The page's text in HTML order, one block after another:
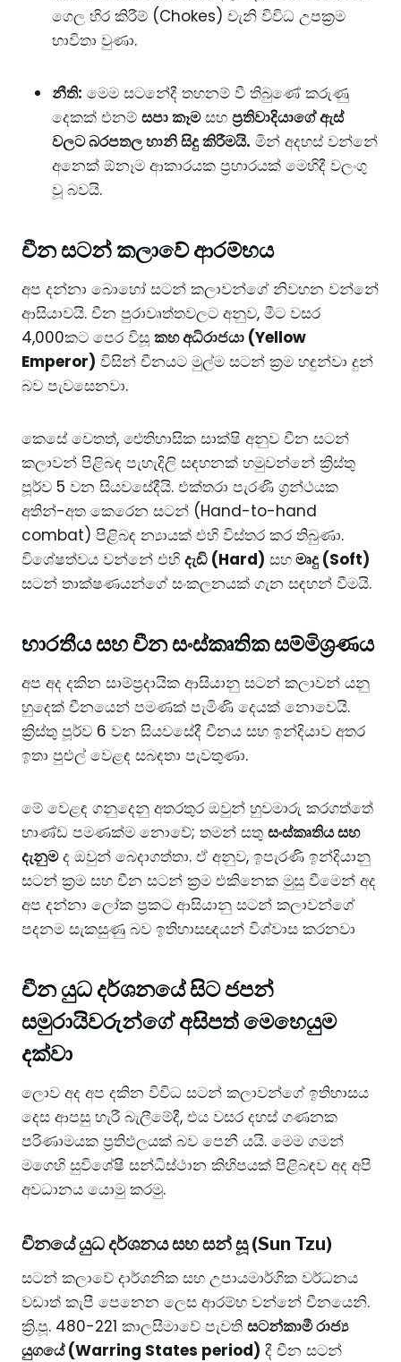
ගෙල හිර කිරීම් (Chokes) වැනි විවිධ උපක්‍රම
භාවිතා වුණා.
නීති: මෙම සටනේදී තහනම් වී තිබුණේ කරුණු
දෙකක් එනම් සපා කෑමසහ ප්‍රතිවාදියාගේ ඇස්
වලට බරපතල හානි සිදු කිරීමයි. මින් අදහස් වන්නේ
අනෙක් ඕනෑම ආකාරයක ප්‍රහාරයක් මෙහිදී වලංගු
වූ බවයි.
​චීන සටන් කලාවේ ආරම්භය
​අප දන්නා බොහෝ සටන් කලාවන්ගේ නිවහන වන්නේ
ආසියාවයි. චීන පුරාවෘත්තවලට අනුව, මීට වසර
4,000කට පෙර විසූ කහ අධිරාජයා (Yellow
Emperor) විසින් චීනයට මුල්ම සටන් ක්‍රම හඳුන්වා දුන්
බව පැවසෙනවා.
​කෙසේ වෙතත්, ඓතිහාසික සාක්ෂි අනුව චීන සටන්
කලාවන් පිළිබඳ පැහැදිලි සඳහනක් හමුවන්නේ ක්‍රිස්තු
පූර්ව 5 වන සියවසේදීයි. එක්තරා පැරණි ග්‍රන්ථයක
අතින්-අත කෙරෙන සටන් (Hand-to-hand
combat) පිළිබඳ න්‍යායක් එහි විස්තර කර තිබුණා.
විශේෂත්වය වන්නේ එහි දැඩි (Hard) සහමෘදු (Soft)
සටන් තාක්ෂණයන්ගේ සංකලනයක් ගැන සඳහන් වීමයි.
​භාරතීය සහ චීන සංස්කෘතික සම්මිශ්‍රණය
​අප අද දකින සාම්ප්‍රදායික ආසියානු සටන් කලාවන් යනු
හුදෙක් චීනයෙන් පමණක් පැමිණි දෙයක් නොවෙයි.
ක්‍රිස්තු පූර්ව 6 වන සියවසේදී චීනය සහ ඉන්දියාව අතර
ඉතා පුළුල් වෙළඳ සබඳතා පැවතුණා.
​මේ වෙළඳ ගනුදෙනු අතරතුර ඔවුන් හුවමාරු කරගත්තේ
භාණ්ඩ පමණක්ම නොවේ; තමන් සතු සංස්කෘතිය සහ
දැනුමද ඔවුන් බෙදාගත්තා. ඒ අනුව, ඉපැරණි ඉන්දියානු
සටන් ක්‍රම සහ චීන සටන් ක්‍රම එකිනෙක මුසු වීමෙන් අද
අප දන්නා ලෝක ප්‍රකට ආසියානු සටන් කලාවන්ගේ
පදනම සැකසුණු බව ඉතිහාසඥයන් විශ්වාස කරනවා
චීන යුධ දර්ශනයේ සිට ජපන්
සමුරායිවරුන්ගේ අසිපත් මෙහෙයුම
දක්වා
​ලොව අද අප දකින විවිධ සටන් කලාවන්ගේ ඉතිහාසය
දෙස ආපසු හැරී බැලීමේදී, එය වසර දහස් ගණනක
පරිණාමයක ප්‍රතිඵලයක් බව පෙනී යයි. මෙම ගමන්
මගෙහි සුවිශේෂී සන්ධිස්ථාන කිහිපයක් පිළිබඳව අද අපි
අවධානය යොමු කරමු.
​චීනයේ යුධ දර්ශනය සහ සන් සූ (Sun Tzu)
​සටන් කලාවේ දාර්ශනික සහ උපායමාර්ගික වර්ධනය
වඩාත් කැපී පෙනෙන ලෙස ආරම්භ වන්නේ චීනයෙනි.
ක්‍රි.පූ. 480-221 කාලසීමාවේ පැවති සටන්කාමී රාජ්‍ය
යුගයේ (Warring States period) දී චීන සටන්